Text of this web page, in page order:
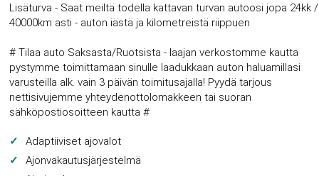
Lisäturva - Saat meiltä todella kattavan turvan autoosi jopa 24kk /
40000km asti - auton iästä ja kilometreistä riippuen
# Tilaa auto Saksasta/Ruotsista - laajan verkostomme kautta
pystymme toimittamaan sinulle laadukkaan auton haluamillasi
varusteilla alk. vain 3 päivän toimitusajalla! Pyydä tarjous
nettisivujemme yhteydenottolomakkeen tai suoran
sähköpostiosoitteen kautta #
Adaptiiviset ajovalot
Ajonvakautusjärjestelmä